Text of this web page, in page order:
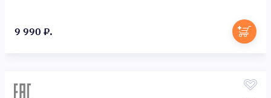
9 990 ₽.